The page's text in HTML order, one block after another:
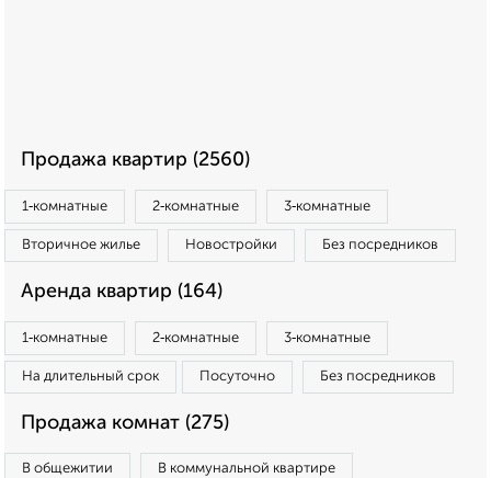
Продажа квартир (2560)
1‑комнатные 2‑комнатные 3‑комнатные
Вторичное жилье Новостройки Без посредников
Аренда квартир (164)
1‑комнатные 2‑комнатные 3‑комнатные
На длительный срок Посуточно Без посредников
Продажа комнат (275)
В общежитии В коммунальной квартире